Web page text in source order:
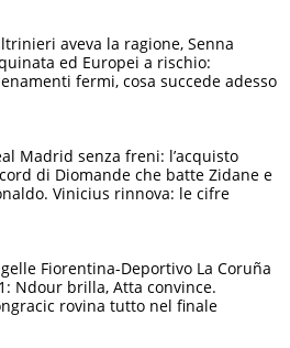
aveva la ragione, Senna
ed Europei a rischio:
fermi, cosa succede adesso
Madrid senza freni: l’acquisto
di Diomande che batte Zidane e
Vinicius rinnova: le cifre
Fiorentina-Deportivo La Coruña
Ndour brilla, Atta convince.
rovina tutto nel finale